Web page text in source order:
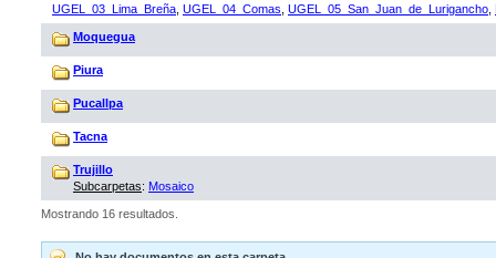
UGEL_03_Lima_Breña UGEL_04_Comas UGEL_05_San_Juan_de_Lurigancho
Moquegua
Piura
Pucallpa
Tacna
Trujillo
Subcarpetas: Mosaico
Mostrando 16 resultados.